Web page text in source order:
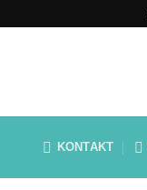
KONTAKT